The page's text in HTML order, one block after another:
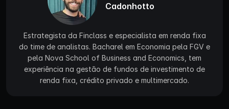
Cadonhotto
Estrategista da Finclass e especialista em renda fixa
do time de analistas. Bacharel em Economia pela FGV e
pela Nova School of Business and Economics, tem
experiência na gestão de fundos de investimento de
renda fixa, crédito privado e multimercado.